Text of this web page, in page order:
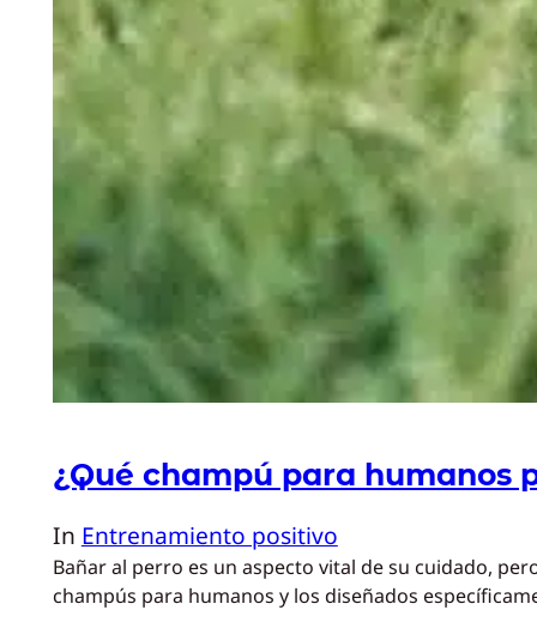
¿Qué champú para humanos
In Entrenamiento positivo
Bañar al perro es un aspecto vital de su cuidado,
champús para humanos y los diseñados